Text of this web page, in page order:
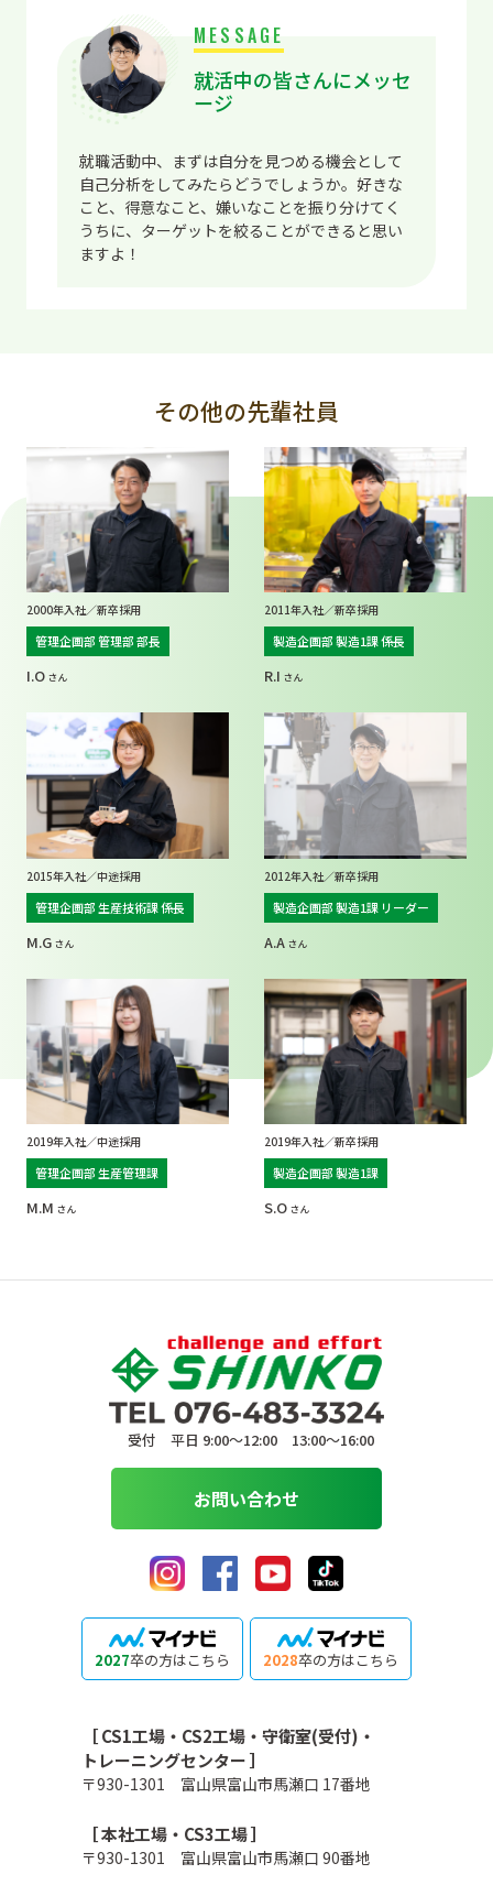
MESSAGE
就活中の皆さんにメッセ
ージ
就職活動中、まずは自分を見つめる機会として
自己分析をしてみたらどうでしょうか。好きな
こと、得意なこと、嫌いなことを振り分けてく
うちに、ターゲットを絞ることができると思い
ますよ！
その他の先輩社員
2000年入社／新卒採用
管理企画部 管理部 部長
I.O
2011年入社／新卒採用
製造企画部 製造1課 係長
R.I
2015年入社／中途採用
管理企画部 生産技術課 係長
M.G
2012年入社／新卒採用
製造企画部 製造1課 リーダー
A.A
2019年入社／中途採用
管理企画部 生産管理課
M.M
2019年入社／新卒採用
製造企画部 製造1課
S.O
受付 平日 9:00〜12:00 13:00〜16:00
お問い合わせ
2027卒の方はこちら 2028卒の方はこちら
［ CS1工場・CS2工場・守衛室(受付)・
トレーニングセンター ］
〒930-1301 富山県富山市馬瀬口 17番地
［ 本社工場・CS3工場 ］
〒930-1301 富山県富山市馬瀬口 90番地